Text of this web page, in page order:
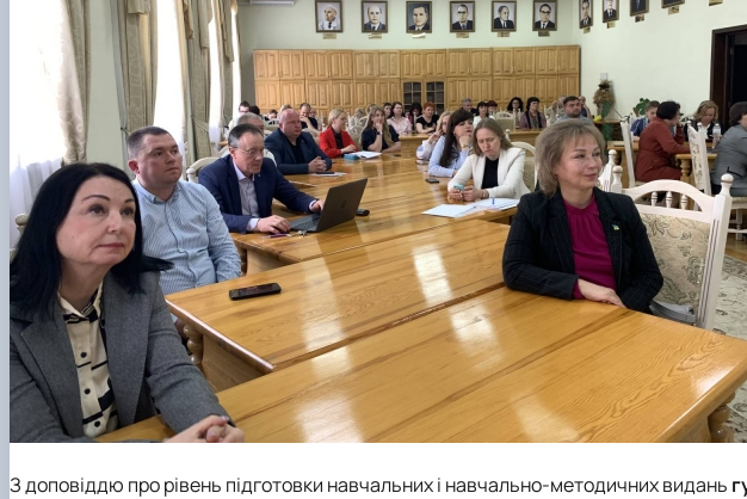
З доповіддю про рівень підготовки навчальних і навчально-методичних видань